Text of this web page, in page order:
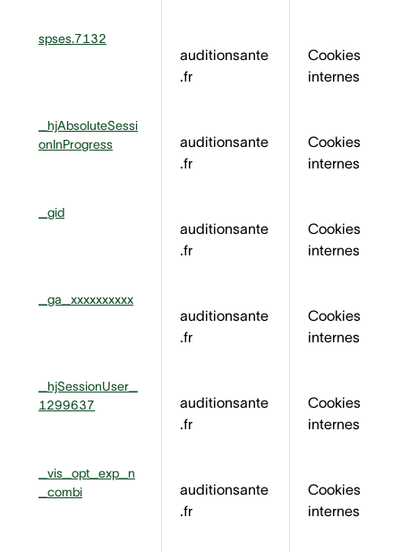
spses.7132
auditionsante
.fr
Cookies
internes
_hjAbsoluteSessi
onInProgress
auditionsante
.fr
Cookies
internes
_gid
auditionsante
.fr
Cookies
internes
_ga_xxxxxxxxxx
auditionsante
.fr
Cookies
internes
_hjSessionUser_
1299637
auditionsante
.fr
Cookies
internes
_vis_opt_exp_n
_combi
auditionsante
.fr
Cookies
internes